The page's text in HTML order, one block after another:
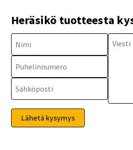
Heräsikö tuotteesta